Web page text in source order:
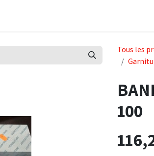
Tous les
100